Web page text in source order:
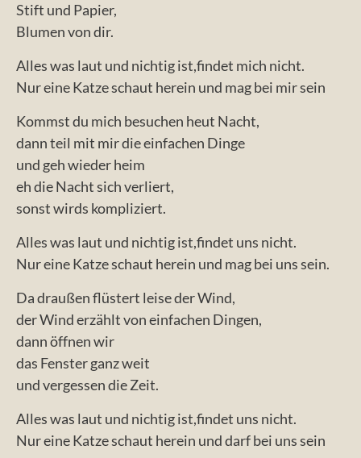
Stift und Papier,
Blumen von dir.
Alles was laut und nichtig ist,findet mich nicht.
Nur eine Katze schaut herein und mag bei mir sein
Kommst du mich besuchen heut Nacht,
dann teil mit mir die einfachen Dinge
und geh wieder heim
eh die Nacht sich verliert,
sonst wirds kompliziert.
Alles was laut und nichtig ist,findet uns nicht.
Nur eine Katze schaut herein und mag bei uns sein.
Da draußen flüstert leise der Wind,
der Wind erzählt von einfachen Dingen,
dann öffnen wir
das Fenster ganz weit
und vergessen die Zeit.
Alles was laut und nichtig ist,findet uns nicht.
Nur eine Katze schaut herein und darf bei uns sein